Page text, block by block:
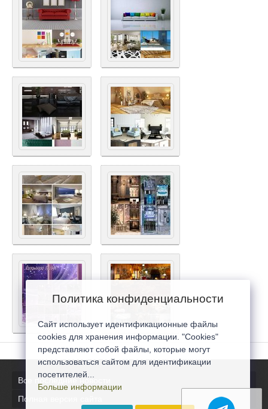
Все последние новости
Полная версия сайта
Политика конфиденциальности
Сайт использует идентификационные файлы
cookies для хранения информации. "Cookies"
представляют собой файлы, которые могут
использоваться сайтом для идентификации
посетителей...
Больше информации